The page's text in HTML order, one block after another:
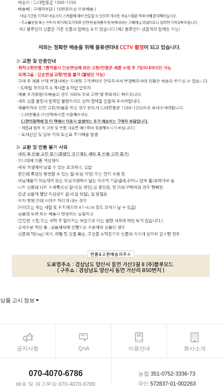
상품 고시 정보
공지사항 QnA 이용안내 회사소개
070-4070-6786
배송 및 재고문의 070-4070-6789
농협 351-0752-3336-73
국민 572837-01-002263